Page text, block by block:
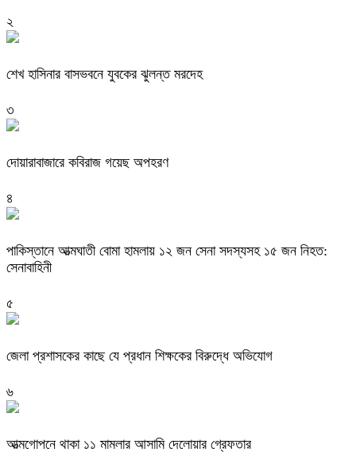
২
শেখ হাসিনার বাসভবনে যুবকের ঝুলন্ত মরদেহ
৩
দোয়ারাবাজারে কবিরাজ গয়েছ অপহরণ
৪
পাকিস্তানে আত্মঘাতী বোমা হামলায় ১২ জন সেনা সদস্যসহ ১৫ জন নিহত:
সেনাবাহিনী
৫
জেলা প্রশাসকের কাছে যে প্রধান শিক্ষকের বিরুদ্ধে অভিযোগ
৬
আত্মগোপনে থাকা ১১ মামলার আসামি দেলোয়ার গ্রেফতার